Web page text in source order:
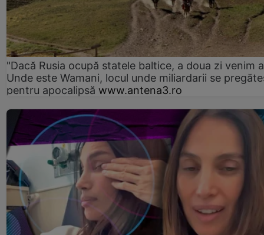
"Dacă Rusia ocupă statele baltice, a doua zi venim
Unde este Wamani, locul unde miliardarii se
pentru apocalipsă www.antena3.ro